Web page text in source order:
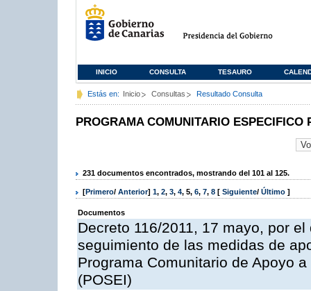
INICIO CONSULTA TESAURO
Estás en: Inicio Consultas Resultado Consulta
PROGRAMA COMUNITARIO ESPECIFICO
231 documentos encontrados, mostrando del 101 al 125.
[Primero/ Anterior] 1, 2, 3, 4, 5, 6, 7, 8 [ Siguiente/ Último ]
Documentos
Decreto 116/2011, 17 mayo, por
seguimiento de las medidas de
Programa Comunitario de Apoyo
(POSEI)